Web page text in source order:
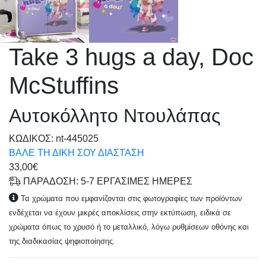
Take 3 hugs a day, Doc
McStuffins
Αυτοκόλλητο Ντουλάπας
KΩΔΙΚΟΣ: nt-445025
ΒΑΛΕ ΤΗ ΔΙΚΗ ΣΟΥ ΔΙΑΣΤΑΣΗ
33,00€
ΠΑΡΑΔΟΣΗ: 5-7 ΕΡΓΑΣΙΜΕΣ ΗΜΕΡΕΣ
Τα χρώματα που εμφανίζονται στις φωτογραφίες των προϊόντων
ενδέχεται να έχουν μικρές αποκλίσεις στην εκτύπωση, ειδικά σε
χρώματα όπως το χρυσό ή το μεταλλικό, λόγω ρυθμίσεων οθόνης και
της διαδικασίας ψηφιοποίησης.